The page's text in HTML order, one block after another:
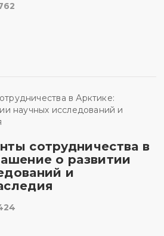
сотрудничества в
о развитии
и